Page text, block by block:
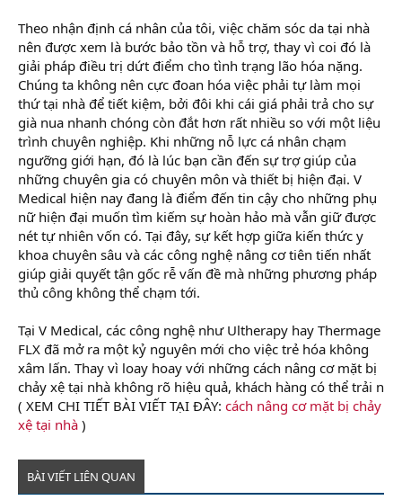
Theo nhận định cá nhân của tôi, việc chăm sóc da tại nhà
nên được xem là bước bảo tồn và hỗ trợ, thay vì coi đó là
giải pháp điều trị dứt điểm cho tình trạng lão hóa nặng.
Chúng ta không nên cực đoan hóa việc phải tự làm mọi
thứ tại nhà để tiết kiệm, bởi đôi khi cái giá phải trả cho sự
già nua nhanh chóng còn đắt hơn rất nhiều so với một liệu
trình chuyên nghiệp. Khi những nỗ lực cá nhân chạm
ngưỡng giới hạn, đó là lúc bạn cần đến sự trợ giúp của
những chuyên gia có chuyên môn và thiết bị hiện đại. V
Medical hiện nay đang là điểm đến tin cậy cho những phụ
nữ hiện đại muốn tìm kiếm sự hoàn hảo mà vẫn giữ được
nét tự nhiên vốn có. Tại đây, sự kết hợp giữa kiến thức y
khoa chuyên sâu và các công nghệ nâng cơ tiên tiến nhất
giúp giải quyết tận gốc rễ vấn đề mà những phương pháp
thủ công không thể chạm tới.
Tại V Medical, các công nghệ như Ultherapy hay Thermage
FLX đã mở ra một kỷ nguyên mới cho việc trẻ hóa không
xâm lấn. Thay vì loay hoay với những cách nâng cơ mặt bị
chảy xệ tại nhà không rõ hiệu quả, khách hàng có thể trải n
( XEM CHI TIẾT BÀI VIẾT TẠI ĐÂY: cách nâng cơ mặt bị chảy
xệ tại nhà )
BÀI VIẾT LIÊN QUAN